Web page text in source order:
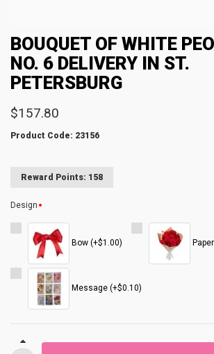
BOUQUET OF WHITE
NO. 6 DELIVERY IN ST.
PETERSBURG
$157.80
Product Code: 23156
Reward Points: 158
Design
Bow (+$1.00)
Message (+$0.10)